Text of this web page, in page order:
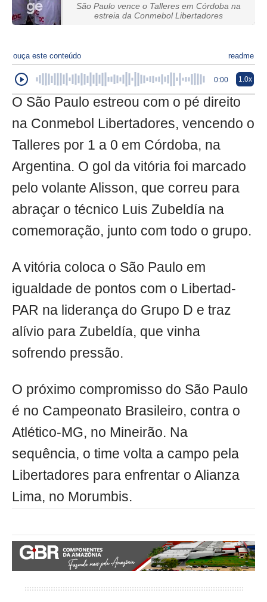
São Paulo vence o Talleres em Córdoba na
estreia da Conmebol Libertadores
ouça este conteúdo readme
0:00 1.0x
O São Paulo estreou com o pé direito
na Conmebol Libertadores, vencendo o
Talleres por 1 a 0 em Córdoba, na
Argentina. O gol da vitória foi marcado
pelo volante Alisson, que correu para
abraçar o técnico Luis Zubeldía na
comemoração, junto com todo o grupo.
A vitória coloca o São Paulo em
igualdade de pontos com o Libertad-
PAR na liderança do Grupo D e traz
alívio para Zubeldía, que vinha
sofrendo pressão.
O próximo compromisso do São Paulo
é no Campeonato Brasileiro, contra o
Atlético-MG, no Mineirão. Na
sequência, o time volta a campo pela
Libertadores para enfrentar o Alianza
Lima, no Morumbis.